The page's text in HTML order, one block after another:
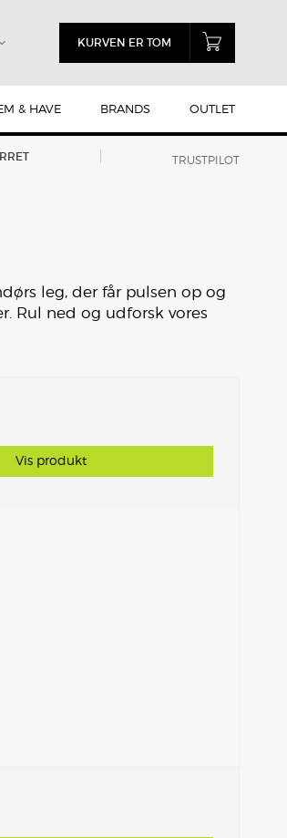
KURVEN ER TOM
& HAVE BRANDS OUTLET
TRUSTPILOT
leg, der får pulsen op og
Rul ned og udforsk vores
Vis produkt